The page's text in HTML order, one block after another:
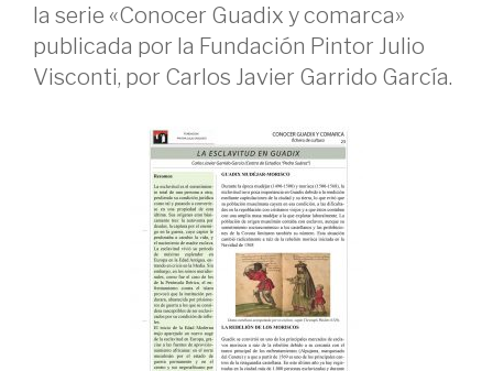
la serie «Conocer Guadix y comarca»
publicada por la Fundación Pintor Julio
Visconti, por Carlos Javier Garrido García.